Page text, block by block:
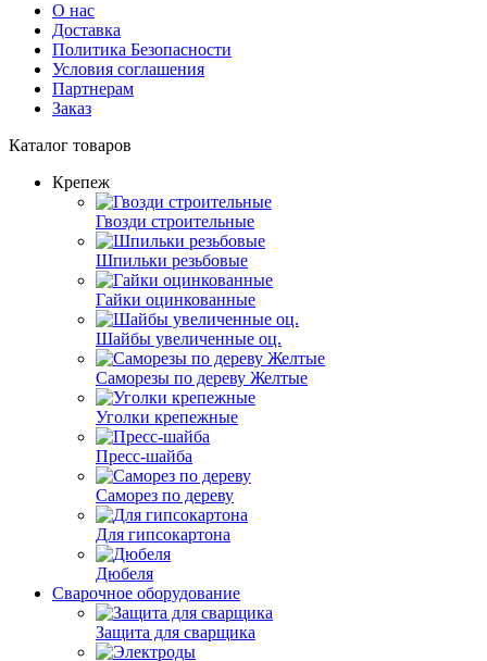
О нас
Доставка
Политика Безопасности
Условия соглашения
Партнерам
Заказ
Каталог товаров
Крепеж
Гвозди строительные
Шпильки резьбовые
Гайки оцинкованные
Шайбы увеличенные оц.
Саморезы по дереву Желтые
Уголки крепежные
Пресс-шайба
Саморез по дереву
Для гипсокартона
Дюбеля
Сварочное оборудование
Защита для сварщика